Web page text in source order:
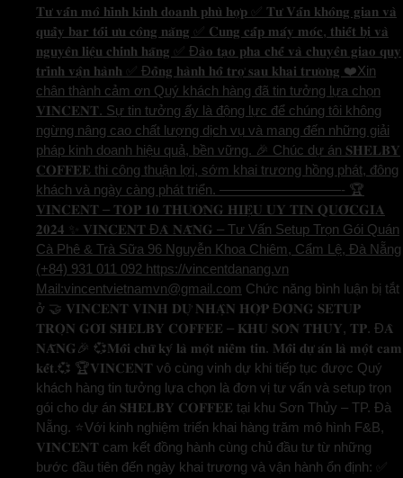
𝐓𝐮̛ 𝐯𝐚̂́𝐧 𝐦𝐨̂ 𝐡𝐢̀𝐧𝐡 𝐤𝐢𝐧𝐡 𝐝𝐨𝐚𝐧𝐡 𝐩𝐡𝐮̀ 𝐡𝐨̛̣𝐩 ✅ 𝐓𝐮̛ 𝐕𝐚̂́𝐧 𝐤𝐡𝐨̂𝐧𝐠 𝐠𝐢𝐚𝐧 𝐯𝐚̀
𝐪𝐮𝐚̂̀𝐲 𝐛𝐚𝐫 𝐭𝐨̂́𝐢 𝐮̛𝐮 𝐜𝐨̂𝐧𝐠 𝐧𝐚̆𝐧𝐠 ✅ 𝐂𝐮𝐧𝐠 𝐜𝐚̂́𝐩 𝐦𝐚́𝐲 𝐦𝐨́𝐜, 𝐭𝐡𝐢𝐞̂́𝐭 𝐛𝐢̣ 𝐯𝐚̀
𝐧𝐠𝐮𝐲𝐞̂𝐧 𝐥𝐢𝐞̣̂𝐮 𝐜𝐡𝐢́𝐧𝐡 𝐡𝐚̃𝐧𝐠 ✅ Đ𝐚̀𝐨 𝐭𝐚̣𝐨 𝐩𝐡𝐚 𝐜𝐡𝐞̂́ 𝐯𝐚̀ 𝐜𝐡𝐮𝐲𝐞̂̉𝐧 𝐠𝐢𝐚𝐨 𝐪𝐮𝐲
𝐭𝐫𝐢̀𝐧𝐡 𝐯𝐚̣̂𝐧 𝐡𝐚̀𝐧𝐡 ✅ Đ𝐨̂̀𝐧𝐠 𝐡𝐚̀𝐧𝐡 𝐡𝐨̂̃ 𝐭𝐫𝐨̛̣ 𝐬𝐚𝐮 𝐤𝐡𝐚𝐢 𝐭𝐫𝐮̛𝐨̛𝐧𝐠 ❤️Xin
chân thành cảm ơn Quý khách hàng đã tin tưởng lựa chọn
𝐕𝐈𝐍𝐂𝐄𝐍𝐓. Sự tin tưởng ấy là động lực để chúng tôi không
ngừng nâng cao chất lượng dịch vụ và mang đến những giải
pháp kinh doanh hiệu quả, bền vững. 🎉 Chúc dự án 𝐒𝐇𝐄𝐋𝐁𝐘
𝐂𝐎𝐅𝐅𝐄𝐄 thi công thuận lợi, sớm khai trương hồng phát, đông
khách và ngày càng phát triển. —————————- 🏆
𝐕𝐈𝐍𝐂𝐄𝐍𝐓 – 𝐓𝐎𝐏 𝟏𝟎 𝐓𝐇𝐔̛𝐎̛𝐍𝐆 𝐇𝐈𝐄̣̂𝐔 𝐔𝐘 𝐓𝐈́𝐍 𝐐𝐔𝐎̂́𝐂𝐆𝐈𝐀
𝟐𝟎𝟐𝟒 ✨ 𝐕𝐈𝐍𝐂𝐄𝐍𝐓 Đ𝐀̀ 𝐍𝐀̆̃𝐍𝐆 – Tư Vấn Setup Trọn Gói Quán
Cà Phê & Trà Sữa 96 Nguyễn Khoa Chiêm, Cẩm Lệ, Đà Nẵng
(+84) 931 011 092 https://vincentdanang.vn
Mail:vincentvietnamvn@gmail.com Chức năng bình luận bị tắt
ở 🤝 𝐕𝐈𝐍𝐂𝐄𝐍𝐓 𝐕𝐈𝐍𝐇 𝐃𝐔̛̣ 𝐍𝐇𝐀̣̂𝐍 𝐇𝐎̛̣𝐏 Đ𝐎̂̀𝐍𝐆 𝐒𝐄𝐓𝐔𝐏
𝐓𝐑𝐎̣𝐍 𝐆𝐎́𝐈 𝐒𝐇𝐄𝐋𝐁𝐘 𝐂𝐎𝐅𝐅𝐄𝐄 – 𝐊𝐇𝐔 𝐒𝐎̛𝐍 𝐓𝐇𝐔̉𝐘, 𝐓𝐏. Đ𝐀̀
𝐍𝐀̆̃𝐍𝐆🎉 💞𝐌𝐨̂̃𝐢 𝐜𝐡𝐮̛̃ 𝐤𝐲́ 𝐥𝐚̀ 𝐦𝐨̣̂𝐭 𝐧𝐢𝐞̂̀𝐦 𝐭𝐢𝐧. 𝐌𝐨̂̃𝐢 𝐝𝐮̛̣ 𝐚́𝐧 𝐥𝐚̀ 𝐦𝐨̣̂𝐭 𝐜𝐚𝐦
𝐤𝐞̂́𝐭.💞 🏆𝐕𝐈𝐍𝐂𝐄𝐍𝐓 vô cùng vinh dự khi tiếp tục được Quý
khách hàng tin tưởng lựa chọn là đơn vị tư vấn và setup trọn
gói cho dự án 𝐒𝐇𝐄𝐋𝐁𝐘 𝐂𝐎𝐅𝐅𝐄𝐄 tại khu Sơn Thủy – TP. Đà
Nẵng. ⭐️Với kinh nghiệm triển khai hàng trăm mô hình F&B,
𝐕𝐈𝐍𝐂𝐄𝐍𝐓 cam kết đồng hành cùng chủ đầu tư từ những
bước đầu tiên đến ngày khai trương và vận hành ổn định: ✅